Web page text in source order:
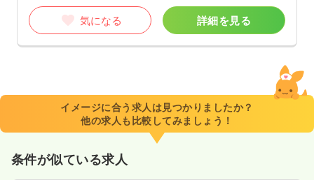
気になる 詳細を見る
イメージに合う求人は見つかりましたか？
他の求人も比較してみましょう！
条件が似ている求人